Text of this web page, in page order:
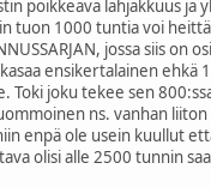
poikkeava lahjakkuus ja
tuon 1000 tuntia voi
jossa siis on
ensikertalainen ehkä
Toki joku tekee sen
ns. vanhan
enpä ole usein kuullut
olisi alle 2500 tunnin